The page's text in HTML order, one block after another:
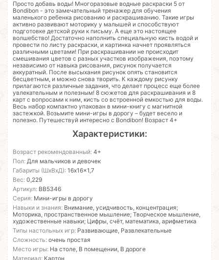
Просто добавь воды! Многоразовые водные раскраски 5 от
Bondibon - это замечательный тренажер для обучения
маленького ребенка рисованию и раскрашиванию. Такие игры
активно развивают моторику у малышей и способствуют
подготовке детской руки к письму. А еще это настоящее
волшебство! Достаточно наполнить специальную кисть водой и
провести по листу раскраски, и картинка начнет проявляться
различными цветами! При раскрашивании не происходит
смешивания цветов с разных участков изображения, поэтому
независимо от навыка рисования, рисунок получается
аккуратный. После высыхания рисунок опять становится
бесцветным, и можно снова творить. К каждому рисунку
прилагаются различные задания, что делает процесс еще более
увлекательным и полезным! 8 сюжетов для раскрашивания и 8
карт с вопросами к ним, кисть со встроенной емкостью для воды.
Весь набор компактно упакован в мини-книгу с магнитной
застежкой. Возьмите мини-игры в дорогу – будет весело и
полезно. Путешествуй интересно с Bondibon! Возраст 4+
Характеристики:
Возраст рекомендованный: 4+
Пол: Для мальчиков и девочек
Габариты (ШхВхД): 16x16x1,7
Вес: 0,229
Артикул: ВВ5346
Серия: Мини-игры в дорогу
Навыки и знания: Внимание, усидчивость, концентрация;
Моторика, пространственное мышление; Творческое мышление,
художественные навыки; Цифры, счёт, математика, арифметика
Типы настольных игр: Развивающие, Развлекательные
Сложность: очень простая
Место игры: На столе, В помещении, В дороге
Материал: Картон